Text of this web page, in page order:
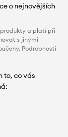
o nejnovějších
a platí při
s jinými
Podrobnosti
to, co vás